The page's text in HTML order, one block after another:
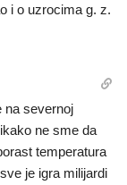
i o uzrocima g. z.
na severnoj
ne sme da
temperatura
je igra milijardi